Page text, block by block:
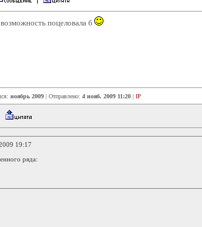
поцеловала б
ноябрь 2009| Отправлено: 4 нояб. 2009 11:20| IP
19:17
ряда: